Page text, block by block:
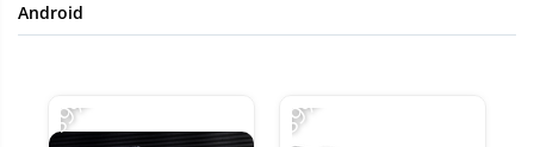
Android
-89% -89%